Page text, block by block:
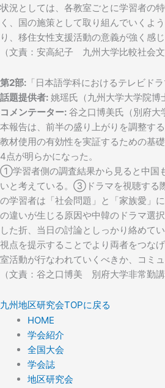
状況としては、各教室ごとに学習者の
く、国の施策として取り組んでいくよ
り、移住女性支援活動の意義が強く感
（文責：安高紀子 九州大学比較社会文
第2部: 「日本語学科におけるテレビド
話題提供者: 姚瑶氏（九州大学大学院博
コメンテーター: 谷之口博美氏（別府大
本報告は、前半の盛り上がりを調整す
教材使用の有効性を実証するための基
4点が明らかになった。
①学習者側の調査結果から見ると中国
いと考えている。③ドラマを視聴する
の学習者は「社会問題」と「家族愛」
の違いが生じる原因や中韓のドラマ選
した折、当日の討論としっかり絡めて
視点を提示することでより両者をつな
室活動が行なわれていくべきか、コミ
（文責：谷之口博美 別府大学非常勤講
九州地区研究会TOPに戻る
HOME
学会紹介
全国大会
学会誌
地区研究会